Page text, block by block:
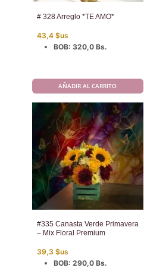
# 328 Arreglo *TE AMO*
43,4 $us
BOB: 320,0 Bs.
AÑADIR AL CARRITO
#335 Canasta Verde Primavera
– Mix Floral Premium
39,3 $us
BOB: 290,0 Bs.